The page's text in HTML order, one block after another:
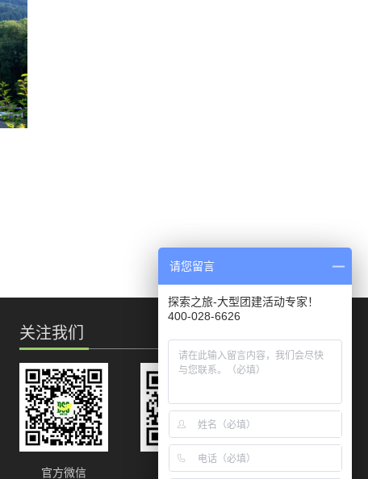
2020 - 03 - 25
关注我们
官方微信 官方微博
请您留言
探索之旅-大型团建活动专家！
400-028-6626